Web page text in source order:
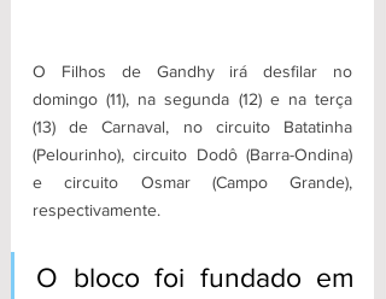
O Filhos de Gandhy irá desfilar no
domingo (11), na segunda (12) e na terça
(13) de Carnaval, no circuito Batatinha
(Pelourinho), circuito Dodô (Barra-Ondina)
e circuito Osmar (Campo Grande),
respectivamente.
O bloco foi fundado em